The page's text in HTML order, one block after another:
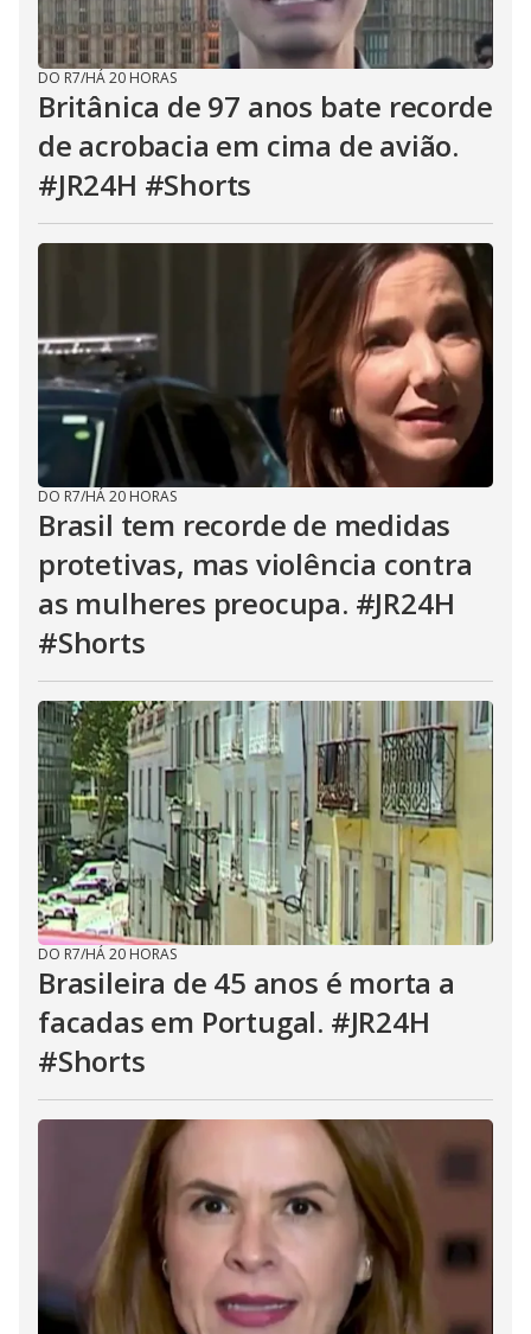
DO R7/HÁ 20 HORAS
Britânica de 97 anos bate recorde
de acrobacia em cima de avião.
#JR24H #Shorts
DO R7/HÁ 20 HORAS
Brasil tem recorde de medidas
protetivas, mas violência contra
as mulheres preocupa. #JR24H
#Shorts
DO R7/HÁ 20 HORAS
Brasileira de 45 anos é morta a
facadas em Portugal. #JR24H
#Shorts